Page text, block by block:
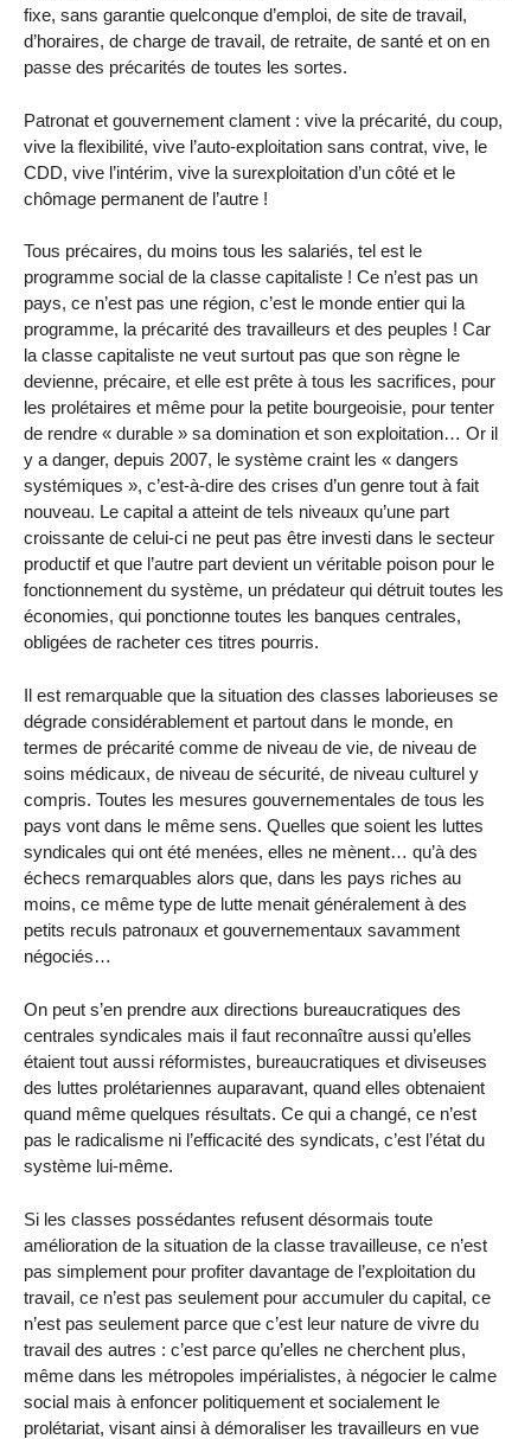
fixe, sans garantie quelconque d’emploi, de site de travail,
d’horaires, de charge de travail, de retraite, de santé et on en
passe des précarités de toutes les sortes.
Patronat et gouvernement clament : vive la précarité, du coup,
vive la flexibilité, vive l’auto-exploitation sans contrat, vive, le
CDD, vive l’intérim, vive la surexploitation d’un côté et le
chômage permanent de l’autre !
Tous précaires, du moins tous les salariés, tel est le
programme social de la classe capitaliste ! Ce n’est pas un
pays, ce n’est pas une région, c’est le monde entier qui la
programme, la précarité des travailleurs et des peuples ! Car
la classe capitaliste ne veut surtout pas que son règne le
devienne, précaire, et elle est prête à tous les sacrifices, pour
les prolétaires et même pour la petite bourgeoisie, pour tenter
de rendre « durable » sa domination et son exploitation… Or il
y a danger, depuis 2007, le système craint les « dangers
systémiques », c’est-à-dire des crises d’un genre tout à fait
nouveau. Le capital a atteint de tels niveaux qu’une part
croissante de celui-ci ne peut pas être investi dans le secteur
productif et que l’autre part devient un véritable poison pour le
fonctionnement du système, un prédateur qui détruit toutes les
économies, qui ponctionne toutes les banques centrales,
obligées de racheter ces titres pourris.
Il est remarquable que la situation des classes laborieuses se
dégrade considérablement et partout dans le monde, en
termes de précarité comme de niveau de vie, de niveau de
soins médicaux, de niveau de sécurité, de niveau culturel y
compris. Toutes les mesures gouvernementales de tous les
pays vont dans le même sens. Quelles que soient les luttes
syndicales qui ont été menées, elles ne mènent… qu’à des
échecs remarquables alors que, dans les pays riches au
moins, ce même type de lutte menait généralement à des
petits reculs patronaux et gouvernementaux savamment
négociés…
On peut s’en prendre aux directions bureaucratiques des
centrales syndicales mais il faut reconnaître aussi qu’elles
étaient tout aussi réformistes, bureaucratiques et diviseuses
des luttes prolétariennes auparavant, quand elles obtenaient
quand même quelques résultats. Ce qui a changé, ce n’est
pas le radicalisme ni l’efficacité des syndicats, c’est l’état du
système lui-même.
Si les classes possédantes refusent désormais toute
amélioration de la situation de la classe travailleuse, ce n’est
pas simplement pour profiter davantage de l’exploitation du
travail, ce n’est pas seulement pour accumuler du capital, ce
n’est pas seulement parce que c’est leur nature de vivre du
travail des autres : c’est parce qu’elles ne cherchent plus,
même dans les métropoles impérialistes, à négocier le calme
social mais à enfoncer politiquement et socialement le
prolétariat, visant ainsi à démoraliser les travailleurs en vue